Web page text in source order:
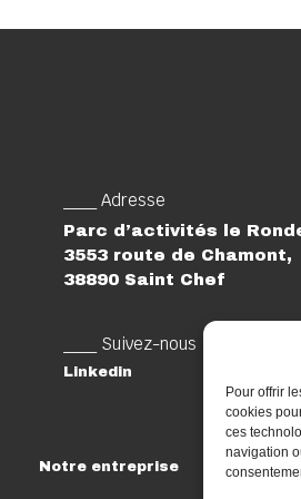
Pour offrir
cookies
ces
navigation
___ Adresse
Parc d’activités le
3553 route de Chamont,
38890 Saint Chef
___ Suivez-nous
Linkedin
Notre entreprise